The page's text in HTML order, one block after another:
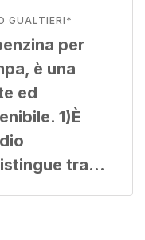
GUALTIERI*
per
è una
ed
1)È
tra…